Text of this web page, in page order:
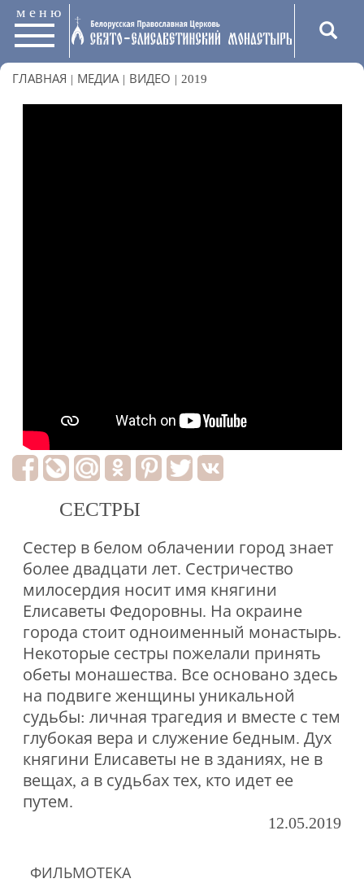
меню
ГЛАВНАЯ | МЕДИА | ВИДЕО | 2019
СЕСТРЫ
Сестер в белом облачении город знает
более двадцати лет. Сестричество
милосердия носит имя княгини
Елисаветы Федоровны. На окраине
города стоит одноименный монастырь.
Некоторые сестры пожелали принять
обеты монашества. Все основано здесь
на подвиге женщины уникальной
судьбы: личная трагедия и вместе с тем
глубокая вера и служение бедным. Дух
княгини Елисаветы не в зданиях, не в
вещах, а в судьбах тех, кто идет ее
путем.
12.05.2019
ФИЛЬМОТЕКА